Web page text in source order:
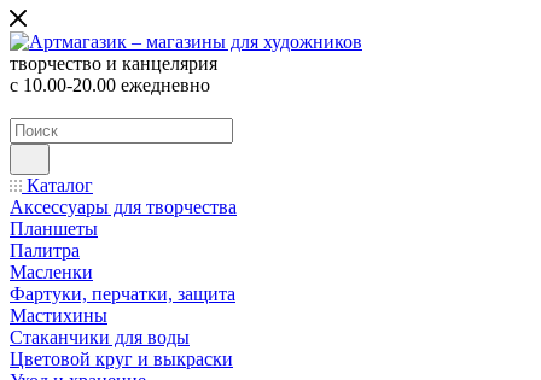
творчество и канцелярия
с 10.00-20.00 ежедневно
Каталог
Аксессуары для творчества
Планшеты
Палитра
Масленки
Фартуки, перчатки, защита
Мастихины
Стаканчики для воды
Цветовой круг и выкраски